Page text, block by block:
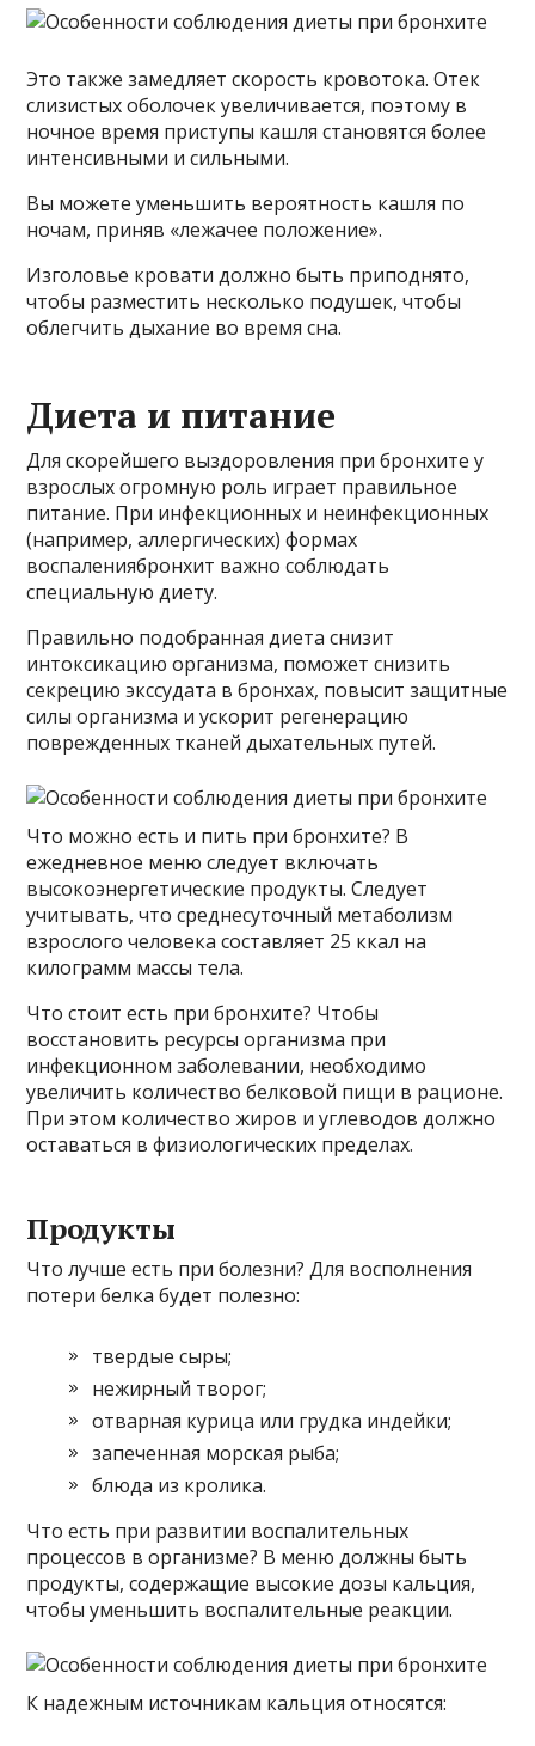
Это также замедляет скорость кровотока. Отек
слизистых оболочек увеличивается, поэтому в
ночное время приступы кашля становятся более
интенсивными и сильными.
Вы можете уменьшить вероятность кашля по
ночам, приняв «лежачее положение».
Изголовье кровати должно быть приподнято,
чтобы разместить несколько подушек, чтобы
облегчить дыхание во время сна.
Диета и питание
Для скорейшего выздоровления при бронхите у
взрослых огромную роль играет правильное
питание. При инфекционных и неинфекционных
(например, аллергических) формах
воспалениябронхит важно соблюдать
специальную диету.
Правильно подобранная диета снизит
интоксикацию организма, поможет снизить
секрецию экссудата в бронхах, повысит защитные
силы организма и ускорит регенерацию
поврежденных тканей дыхательных путей.
Что можно есть и пить при бронхите? В
ежедневное меню следует включать
высокоэнергетические продукты. Следует
учитывать, что среднесуточный метаболизм
взрослого человека составляет 25 ккал на
килограмм массы тела.
Что стоит есть при бронхите? Чтобы
восстановить ресурсы организма при
инфекционном заболевании, необходимо
увеличить количество белковой пищи в рационе.
При этом количество жиров и углеводов должно
оставаться в физиологических пределах.
Продукты
Что лучше есть при болезни? Для восполнения
потери белка будет полезно:
твердые сыры;
нежирный творог;
отварная курица или грудка индейки;
запеченная морская рыба;
блюда из кролика.
Что есть при развитии воспалительных
процессов в организме? В меню должны быть
продукты, содержащие высокие дозы кальция,
чтобы уменьшить воспалительные реакции.
К надежным источникам кальция относятся: